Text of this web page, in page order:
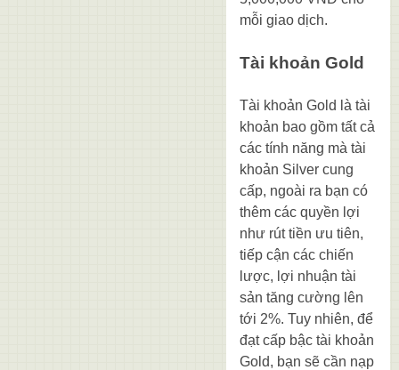
mỗi giao dịch.
Tài khoản Gold
Tài khoản Gold là tài
khoản bao gồm tất cả
các tính năng mà tài
khoản Silver cung
cấp, ngoài ra bạn có
thêm các quyền lợi
như rút tiền ưu tiên,
tiếp cận các chiến
lược, lợi nhuận tài
sản tăng cường lên
tới 2%. Tuy nhiên, để
đạt cấp bậc tài khoản
Gold, bạn sẽ cần nạp